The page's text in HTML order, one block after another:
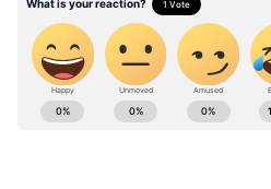
ABOUT THE AUTHOR